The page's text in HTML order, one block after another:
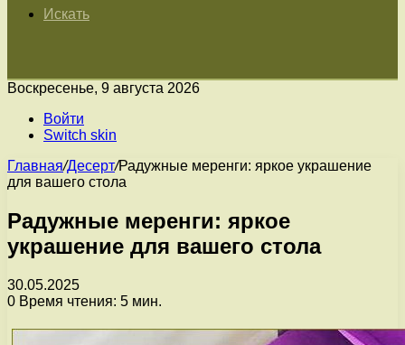
Искать
Воскресенье, 9 августа 2026
Войти
Switch skin
Главная/Десерт/Радужные меренги: яркое украшение
для вашего стола
Радужные меренги: яркое
украшение для вашего стола
30.05.2025
0 Время чтения: 5 мин.